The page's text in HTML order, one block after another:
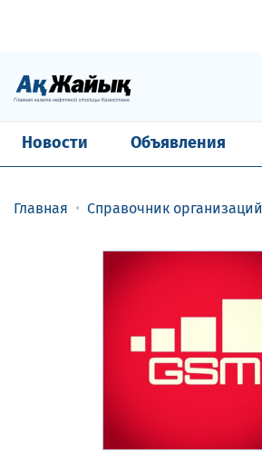
Новости Объявления
Главная Справочник организаций